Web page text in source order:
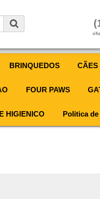
BRINQUEDOS CÃES
FOUR PAWS
HIGIENICO Politica